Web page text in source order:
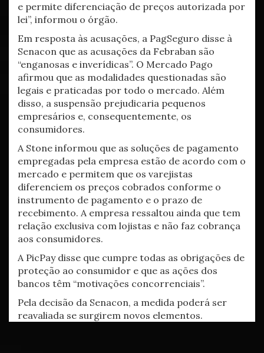
e permite diferenciação de preços autorizada por
lei”, informou o órgão.
Em resposta às acusações, a PagSeguro disse à
Senacon que as acusações da Febraban são
“enganosas e inverídicas”. O Mercado Pago
afirmou que as modalidades questionadas são
legais e praticadas por todo o mercado. Além
disso, a suspensão prejudicaria pequenos
empresários e, consequentemente, os
consumidores.
A Stone informou que as soluções de pagamento
empregadas pela empresa estão de acordo com o
mercado e permitem que os varejistas
diferenciem os preços cobrados conforme o
instrumento de pagamento e o prazo de
recebimento. A empresa ressaltou ainda que tem
relação exclusiva com lojistas e não faz cobrança
aos consumidores.
A PicPay disse que cumpre todas as obrigações de
proteção ao consumidor e que as ações dos
bancos têm “motivações concorrenciais”.
Pela decisão da Senacon, a medida poderá ser
reavaliada se surgirem novos elementos.